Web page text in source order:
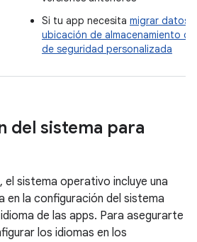
Si tu app necesita migrar datos
ubicación de almacenamiento
de seguridad personalizada
del sistema para
el sistema operativo incluye una
en la configuración del sistema
de las apps. Para asegurarte
los idiomas en los